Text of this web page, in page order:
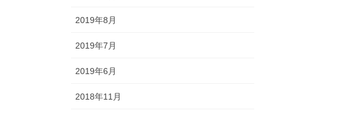
2019年8月
2019年7月
2019年6月
2018年11月